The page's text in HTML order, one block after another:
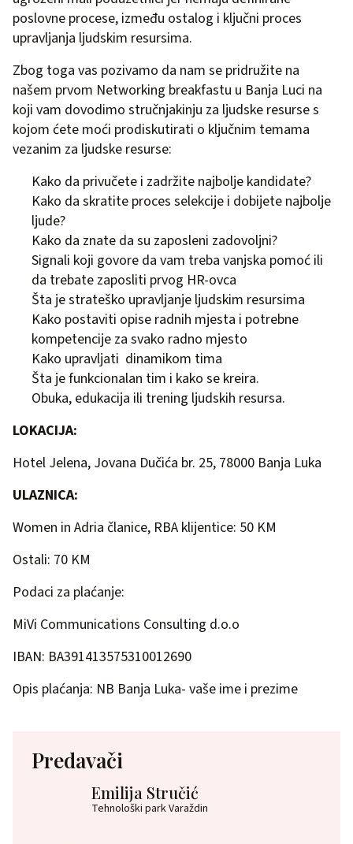
poslovne procese, između ostalog i ključni proces
upravljanja ljudskim resursima.
Zbog toga vas pozivamo da nam se pridružite na
našem prvom Networking breakfastu u Banja Luci na
koji vam dovodimo stručnjakinju za ljudske resurse s
kojom ćete moći prodiskutirati o ključnim temama
vezanim za ljudske resurse:
Kako da privučete i zadržite najbolje kandidate?
Kako da skratite proces selekcije i dobijete najbolje
ljude?
Kako da znate da su zaposleni zadovoljni?
Signali koji govore da vam treba vanjska pomoć ili
da trebate zaposliti prvog HR-ovca
Šta je strateško upravljanje ljudskim resursima
Kako postaviti opise radnih mjesta i potrebne
kompetencije za svako radno mjesto
Kako upravljati dinamikom tima
Šta je funkcionalan tim i kako se kreira.
Obuka, edukacija ili trening ljudskih resursa.
LOKACIJA:
Hotel Jelena, Jovana Dučića br. 25, 78000 Banja Luka
ULAZNICA:
Women in Adria članice, RBA klijentice: 50 KM
Ostali: 70 KM
Podaci za plaćanje:
MiVi Communications Consulting d.o.o
IBAN: BA391413575310012690
Opis plaćanja: NB Banja Luka- vaše ime i prezime
Predavači
Emilija Stručić
Tehnološki park Varaždin